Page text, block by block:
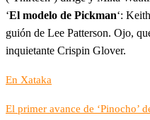
‘El modelo de Pickman‘:
guión de Lee Patterson. Ojo,
inquietante Crispin Glover.
En Xataka
El primer avance de ‘Pinocho’